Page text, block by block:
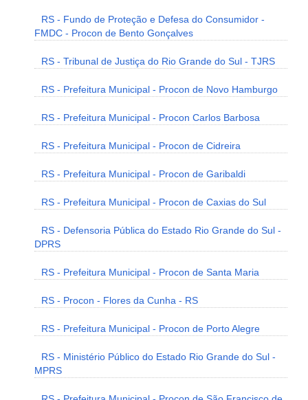
RS - Fundo de Proteção e Defesa do Consumidor -
FMDC - Procon de Bento Gonçalves
RS - Tribunal de Justiça do Rio Grande do Sul - TJRS
RS - Prefeitura Municipal - Procon de Novo Hamburgo
RS - Prefeitura Municipal - Procon Carlos Barbosa
RS - Prefeitura Municipal - Procon de Cidreira
RS - Prefeitura Municipal - Procon de Garibaldi
RS - Prefeitura Municipal - Procon de Caxias do Sul
RS - Defensoria Pública do Estado Rio Grande do Sul -
DPRS
RS - Prefeitura Municipal - Procon de Santa Maria
RS - Procon - Flores da Cunha - RS
RS - Prefeitura Municipal - Procon de Porto Alegre
RS - Ministério Público do Estado Rio Grande do Sul -
MPRS